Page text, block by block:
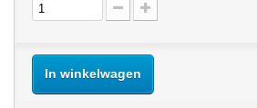
In winkelwagen